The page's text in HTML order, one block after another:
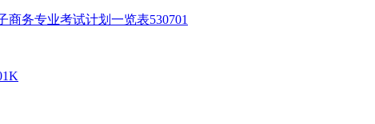
商务专业考试计划一览表530701